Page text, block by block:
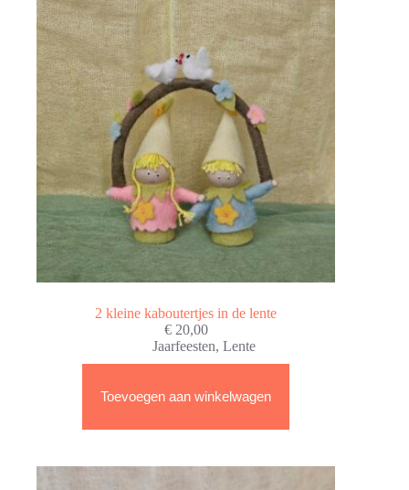
2 kleine kaboutertjes in de lente
€20,00
Jaarfeesten,Lente
Toevoegen aan winkelwagen